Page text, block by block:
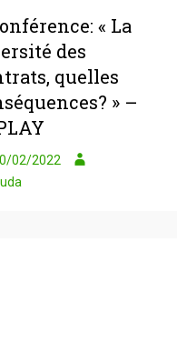
« La
des
quelles
» –
02/2022